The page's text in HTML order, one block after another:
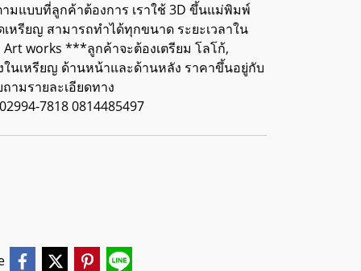
มแบบที่ลูกค้าต้องการ เราใช้ 3D ขึ้นแม่พิมพ์
รียญ สามารถทำได้ทุกขนาด ระยะเวลาใน
works ***ลูกค้าจะต้องเตรียม โลโก้,
นเหรียญ ด้านหน้าและด้านหลัง ราคาขึ้นอยู่กับ
ามรายละเอียดทาง
7818 0814485497